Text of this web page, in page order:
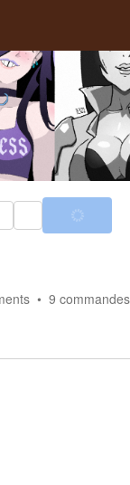
9 commandes